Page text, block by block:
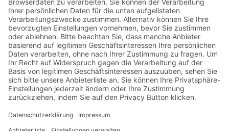
Jetzt beim BITO Newsletter
anmelden:
Lager- & Logistiknews
Exklusive Rabatte
Neuheiten
Newsletter abonnieren